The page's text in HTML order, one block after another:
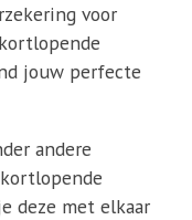
voor
jouw perfecte
andere
deze met elkaar